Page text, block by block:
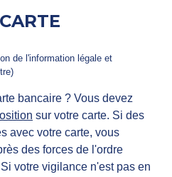
de l'information légale et
bancaire ? Vous devez
sur votre carte. Si des
avec votre carte, vous
des forces de l'ordre
votre vigilance n'est pas en